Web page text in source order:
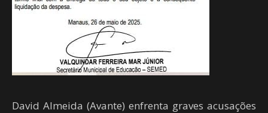
David Almeida (Avante) enfrenta graves acusações